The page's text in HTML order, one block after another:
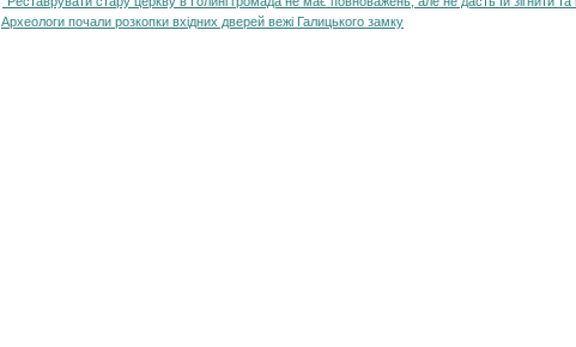
Археологи почали розкопки вхідних дверей вежі Галицького замку